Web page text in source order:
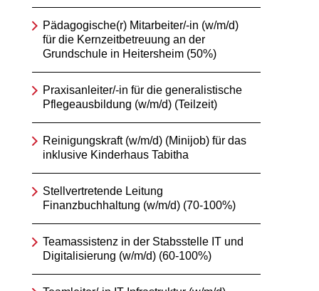
Pädagogische(r) Mitarbeiter/-in (w/m/d)
für die Kernzeitbetreuung an der
Grundschule in Heitersheim (50%)
Praxisanleiter/-in für die generalistische
Pflegeausbildung (w/m/d) (Teilzeit)
Reinigungskraft (w/m/d) (Minijob) für das
inklusive Kinderhaus Tabitha
Stellvertretende Leitung
Finanzbuchhaltung (w/m/d) (70-100%)
Teamassistenz in der Stabsstelle IT und
Digitalisierung (w/m/d) (60-100%)